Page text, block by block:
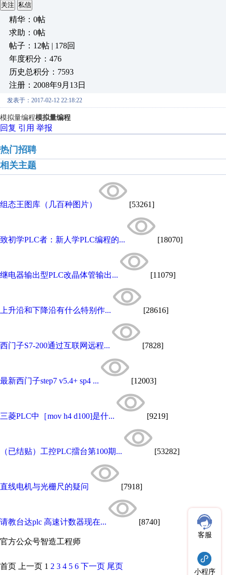
关注 私信
精华：0帖
求助：0帖
帖子：12帖 | 178回
年度积分：476
历史总积分：7593
注册：2008年9月13日
发表于：2017-02-12 22:18:22
模拟量编程模拟量编程
回复 引用 举报
热门招聘
相关主题
组态王图库（几百种图片） [53261]
致初学PLC者：新人学PLC编程的... [18070]
继电器输出型PLC改晶体管输出... [11079]
上升沿和下降沿有什么特别作... [28616]
西门子S7-200通过互联网远程... [7828]
最新西门子step7 v5.4+ sp4 ... [12003]
三菱PLC中［mov h4 d100]是什... [9219]
（已结贴）工控PLC擂台第100期... [53282]
直线电机与光栅尺的疑问 [7918]
请教台达plc 高速计数器现在... [8740]
官方公众号智造工程师
客服
小程序
首页 上一页 1 2 3 4 5 6 下一页 尾页